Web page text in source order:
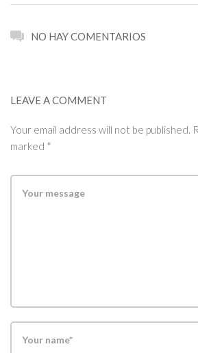
NO HAY COMENTARIOS
LEAVE A COMMENT
Your email address will not be published.
marked *